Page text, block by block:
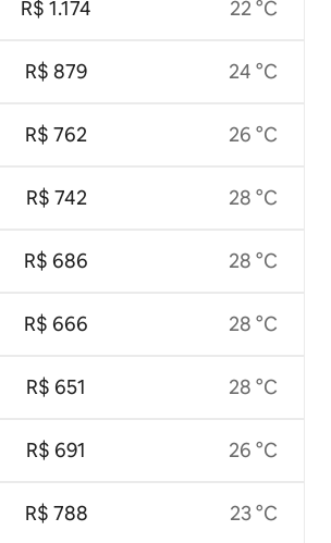
R$ 1.174
R$ 879
R$ 762
R$ 742
R$ 686
R$ 666
R$ 651
R$ 691
R$ 788
22 °C
24 °C
26 °C
28 °C
28 °C
28 °C
28 °C
26 °C
23 °C